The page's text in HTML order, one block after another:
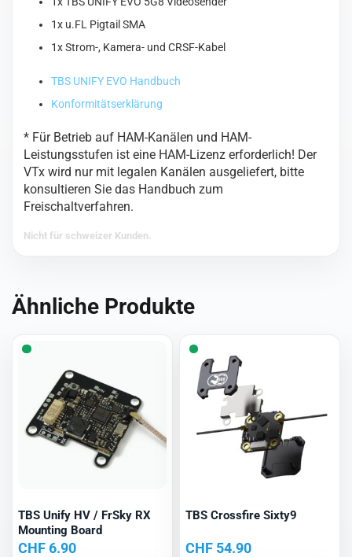
1x u.FL Pigtail SMA
1x Strom-, Kamera- und CRSF-Kabel
TBS UNIFY EVO Handbuch
Konformitätserklärung
* Für Betrieb auf HAM-Kanälen und HAM-
Leistungsstufen ist eine HAM-Lizenz erforderlich! Der
VTx wird nur mit legalen Kanälen ausgeliefert, bitte
konsultieren Sie das Handbuch zum
Freischaltverfahren.
Nicht für schweizer Kunden.
Ähnliche Produkte
TBS Unify HV / FrSky RX
Mounting Board
CHF6.90
TBS Crossfire Sixty9
CHF54.90